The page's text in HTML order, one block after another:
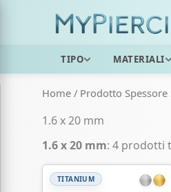
TIPO MATERIALI
Home / Prodotto
1.6 x 20 mm
1.6 x 20 mm: 4 prodotti
TITANIUM